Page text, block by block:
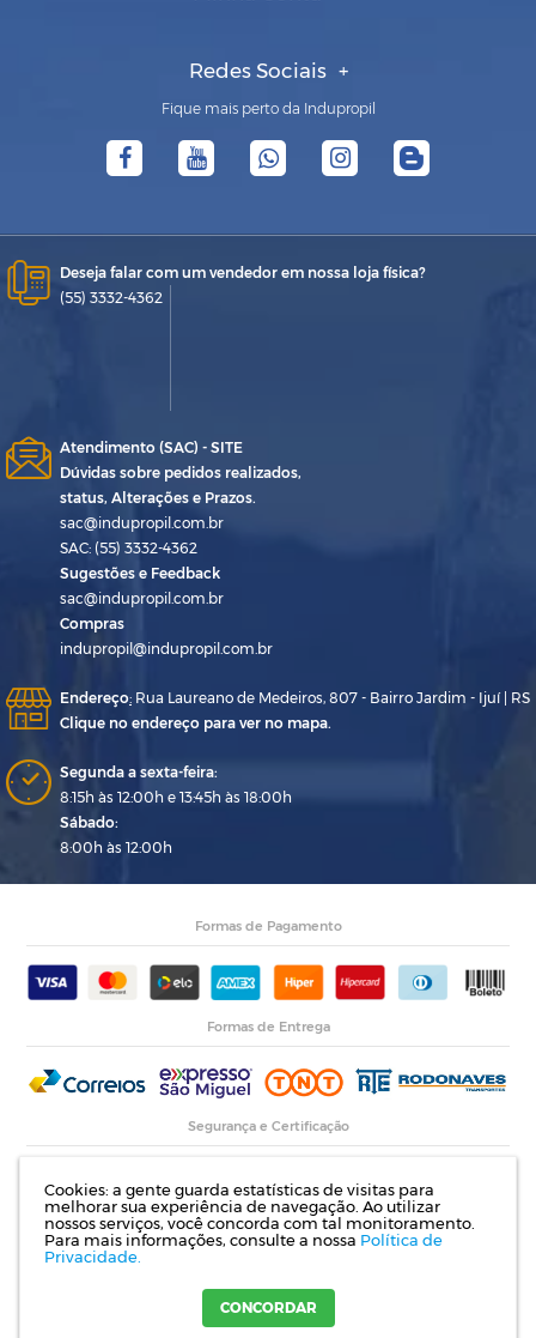
Cookies: a gente guarda estatísticas de visitas para
melhorar sua experiência de navegação. Ao utilizar
nossos serviços, você concorda com tal monitoramento.
Para mais informações, consulte a nossa Política de
Privacidade.
CONCORDAR
Redes Sociais
Fique mais perto da Indupropil
Deseja falar com um vendedor em nossa loja física?
(55) 3332-4362
Atendimento (SAC) - SITE
Dúvidas sobre pedidos realizados,
status, Alterações e Prazos.
sac@indupropil.com.br
SAC: (55) 3332-4362
Sugestões e Feedback
sac@indupropil.com.br
Compras
indupropil@indupropil.com.br
Endereço: Rua Laureano de Medeiros, 807 - Bairro Jardim - Ijuí | RS
Clique no endereço para ver no mapa.
Segunda a sexta-feira:
8:15h às 12:00h e 13:45h às 18:00h
Sábado:
8:00h às 12:00h
Formas de Pagamento
Formas de Entrega
Segurança e Certificação
Razão Social: Indupropil Indústria e Comércio Ltda | CNPJ: 00.774.194/0001-82 |
Rodovia RS 155, Km 1 esq. Rua Laureano de Medeiros, 782- Ijuí | RS